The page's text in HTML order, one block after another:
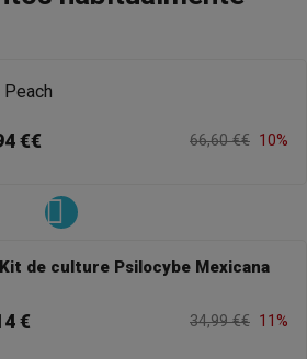
Peach
€€ 66,60 €€ 10%
Kit de culture Psilocybe Mexicana
€ 34,99 €€ 11%